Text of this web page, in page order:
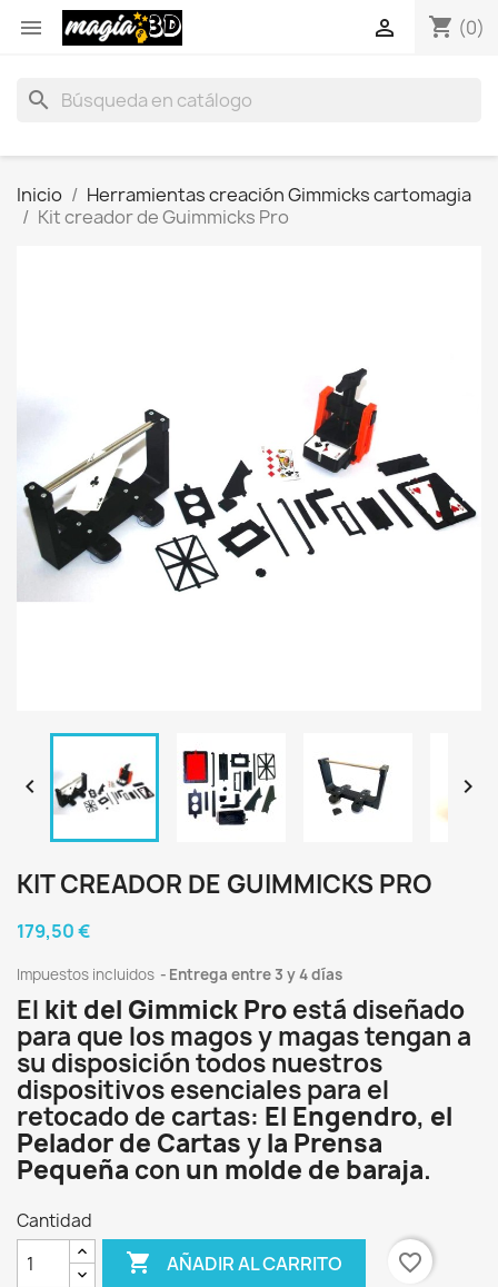
 shopping_cart (0)

search
Inicio
Herramientas creación Gimmicks cartomagia
Kit creador de Guimmicks Pro
 
KIT CREADOR DE GUIMMICKS PRO
179,50 €
Impuestos incluidos Entrega entre 3 y 4 días
El kit del Gimmick Pro está diseñado
para que los magos y magas tengan a
su disposición todos nuestros
dispositivos esenciales para el
retocado de cartas: El Engendro, el
Pelador de Cartas y la Prensa
Pequeña con un molde de baraja.
Cantidad
 AÑADIR AL CARRITO favorite_border